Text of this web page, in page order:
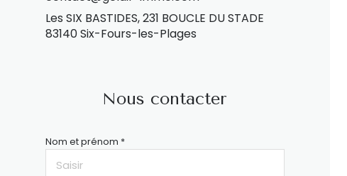
Les SIX BASTIDES, 231 BOUCLE DU STADE
83140 Six-Fours-les-Plages
Nous contacter
Nom et prénom *